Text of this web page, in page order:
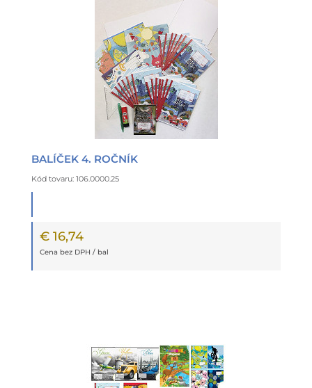
BALÍČEK 4. ROČNÍK
Kód tovaru: 106.0000.25
€ 16,74
Cena bez DPH / bal